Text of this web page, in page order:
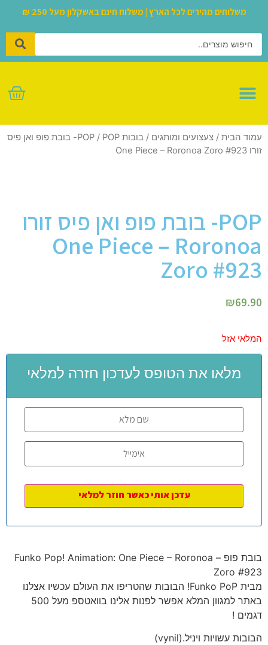
משלוחים מהירים לכל הארץ | משלוח חינם באשקלון מעל 250 ₪
עמוד הבית / צעצועים ומותגים / בובות POP
/ POP- בובת פופ ואן פיס
זורו One Piece – Roronoa Zoro #923
POP- בובת פופ ואן פיס זורו
One Piece – Roronoa
Zoro #923
₪69.90
המלאי אזל
מלאו את הטופס לעדכון חזרה למלאי
בובת פופ – Funko Pop! Animation: One Piece – Roronoa
Zoro #923
מבית Funko PoP! הבובות שהטריפו את העולם עכשיו אצלנו
באתר למגוון המלא אפשר לפנות אלינו בוואטספ מעל 500
דגמים !
הבובות עשויות ויניל.(vynil)